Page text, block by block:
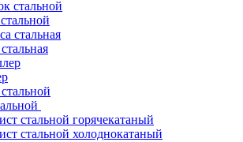
стальной горячекатаный
стальной холоднокатаный